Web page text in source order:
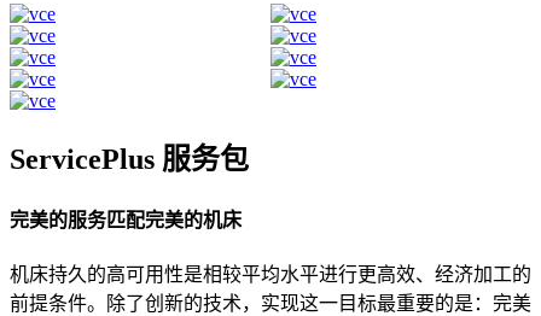
ServicePlus 服务包
完美的服务匹配完美的机床
机床持久的高可用性是相较平均水平进行更高效、经济加工的
前提条件。除了创新的技术，实现这一目标最重要的是：完美